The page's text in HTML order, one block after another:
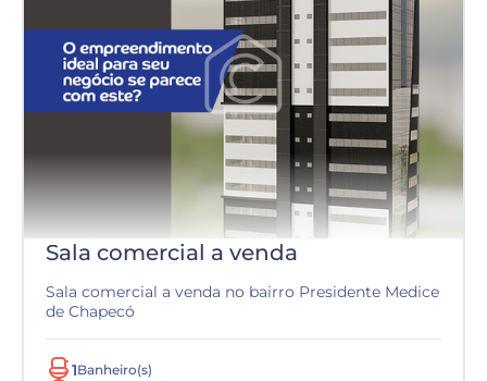
Sala comercial a venda
Sala comercial a venda no bairro Presidente Medice
de Chapecó
1Banheiro(s)